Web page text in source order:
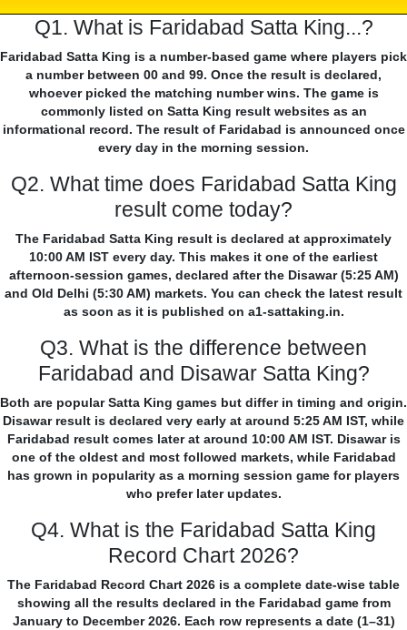
Q1. What is Faridabad Satta King...?
Faridabad Satta King is a number-based game where players pick
a number between 00 and 99. Once the result is declared,
whoever picked the matching number wins. The game is
commonly listed on Satta King result websites as an
informational record. The result of Faridabad is announced once
every day in the morning session.
Q2. What time does Faridabad Satta King
result come today?
The Faridabad Satta King result is declared at approximately
10:00 AM IST every day. This makes it one of the earliest
afternoon-session games, declared after the Disawar (5:25 AM)
and Old Delhi (5:30 AM) markets. You can check the latest result
as soon as it is published on a1-sattaking.in.
Q3. What is the difference between
Faridabad and Disawar Satta King?
Both are popular Satta King games but differ in timing and origin.
Disawar result is declared very early at around 5:25 AM IST, while
Faridabad result comes later at around 10:00 AM IST. Disawar is
one of the oldest and most followed markets, while Faridabad
has grown in popularity as a morning session game for players
who prefer later updates.
Q4. What is the Faridabad Satta King
Record Chart 2026?
The Faridabad Record Chart 2026 is a complete date-wise table
showing all the results declared in the Faridabad game from
January to December 2026. Each row represents a date (1–31)